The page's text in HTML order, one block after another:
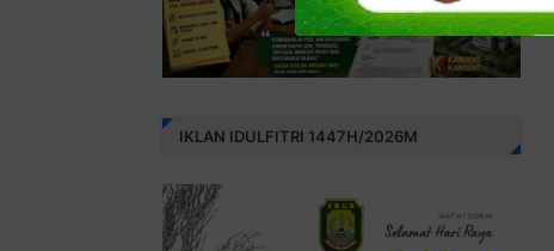
IKLAN IDULFITRI 1447H/2026M